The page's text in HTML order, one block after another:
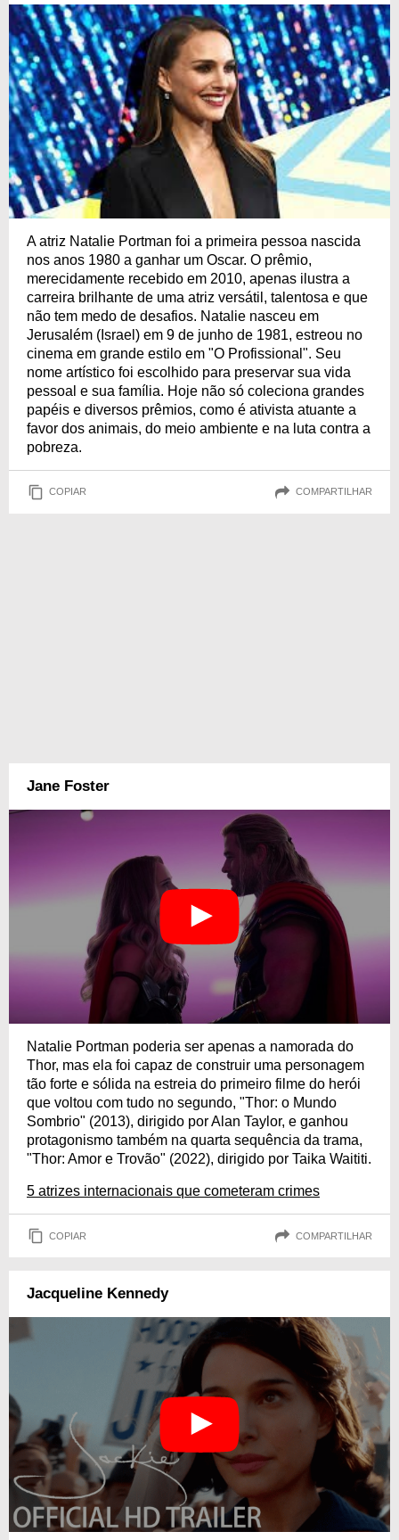
A atriz Natalie Portman foi a primeira pessoa nascida
nos anos 1980 a ganhar um Oscar. O prêmio,
merecidamente recebido em 2010, apenas ilustra a
carreira brilhante de uma atriz versátil, talentosa e que
não tem medo de desafios. Natalie nasceu em
Jerusalém (Israel) em 9 de junho de 1981, estreou no
cinema em grande estilo em "O Profissional". Seu
nome artístico foi escolhido para preservar sua vida
pessoal e sua família. Hoje não só coleciona grandes
papéis e diversos prêmios, como é ativista atuante a
favor dos animais, do meio ambiente e na luta contra a
pobreza.
COPIAR COMPARTILHAR
Jane Foster
Natalie Portman poderia ser apenas a namorada do
Thor, mas ela foi capaz de construir uma personagem
tão forte e sólida na estreia do primeiro filme do herói
que voltou com tudo no segundo, "Thor: o Mundo
Sombrio" (2013), dirigido por Alan Taylor, e ganhou
protagonismo também na quarta sequência da trama,
"Thor: Amor e Trovão" (2022), dirigido por Taika Waititi.
5 atrizes internacionais que cometeram crimes
COPIAR COMPARTILHAR
Jacqueline Kennedy